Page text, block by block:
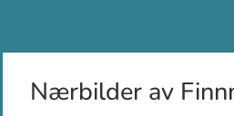
Nærbilder av